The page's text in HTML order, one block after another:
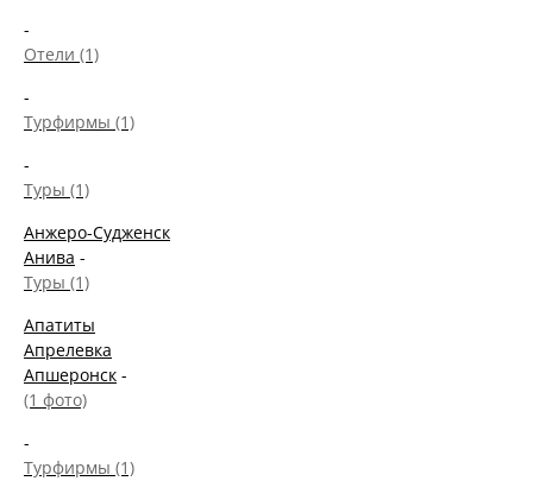
-
Отели (1)
-
Турфирмы (1)
-
Туры (1)
Анжеро-Судженск
Анива -
Туры (1)
Апатиты
Апрелевка
Апшеронск -
(1 фото)
-
Турфирмы (1)